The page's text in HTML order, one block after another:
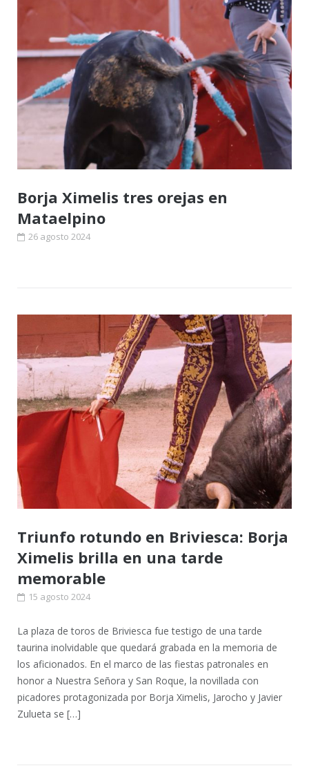
Borja Ximelis tres orejas en
Mataelpino
26 agosto 2024
Triunfo rotundo en Briviesca: Borja
Ximelis brilla en una tarde
memorable
15 agosto 2024
La plaza de toros de Briviesca fue testigo de una tarde
taurina inolvidable que quedará grabada en la memoria de
los aficionados. En el marco de las fiestas patronales en
honor a Nuestra Señora y San Roque, la novillada con
picadores protagonizada por Borja Ximelis, Jarocho y Javier
Zulueta se […]